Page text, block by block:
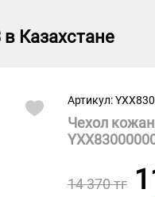
Казахстане
Артикул:
Чехол
14 370 тг